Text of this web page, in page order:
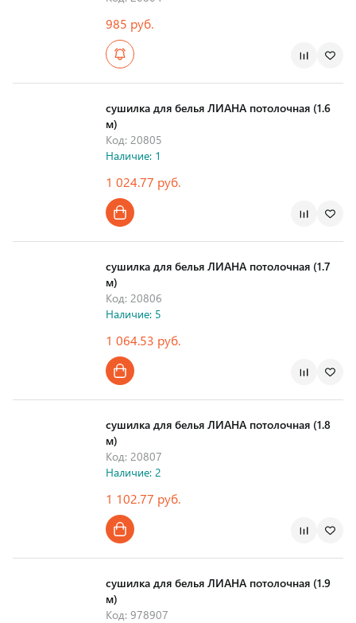
985 руб.
сушилка для белья ЛИАНА потолочная (1.6
м)
Код: 20805
Наличие: 1
1 024.77 руб.
сушилка для белья ЛИАНА потолочная (1.7
м)
Код: 20806
Наличие: 5
1 064.53 руб.
сушилка для белья ЛИАНА потолочная (1.8
м)
Код: 20807
Наличие: 2
1 102.77 руб.
сушилка для белья ЛИАНА потолочная (1.9
м)
Код: 978907